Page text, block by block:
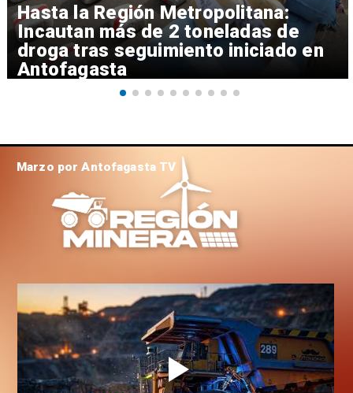
Hasta la Región Metropolitana:
Incautan más de 2 toneladas de
droga tras seguimiento iniciado en
Antofagasta
Marzo por Antofagasta TV